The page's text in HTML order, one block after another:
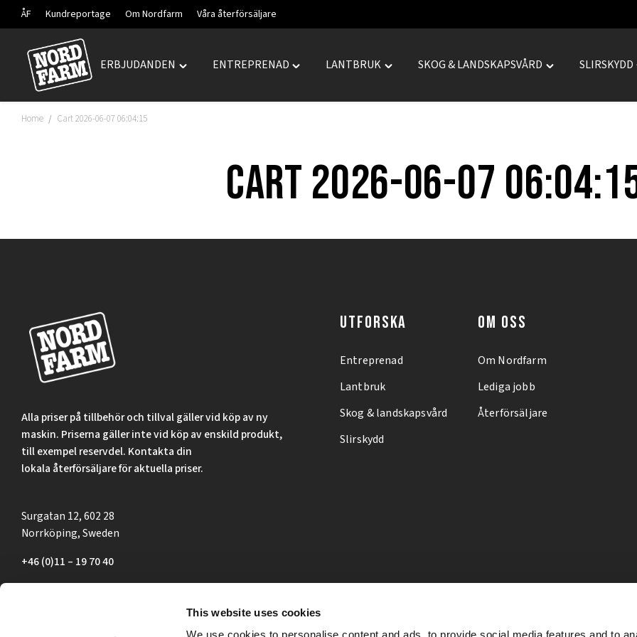
This website uses cookies
ÅF Kundreportage Om Nordfarm Våra återförsäljare
Hoppa
innehåll
ERBJUDANDEN
Toggle
ENTREPRENAD
Toggle
LANTBRUK
Toggle
SKOG & LANDSKAPSVÅRD
Toggle
SLIRSKYDD
Home / Cart 2026-06-07 06:04:15
Cart 2026-06-07
Alla priser på tillbehör och tillval gäller vid köp av ny
maskin. Priserna gäller inte vid köp av enskild produkt,
till exempel reservdel. Kontakta din
lokala återförsäljare för aktuella priser.
Surgatan 12, 602 28
Norrköping, Sweden
+46 (0)11 – 19 70 40
UTFORSKA
Entreprenad
Lantbruk
Skog & landskapsvård
Slirskydd
OM OSS
Om Nordfarm
Lediga jobb
Återförsäljare